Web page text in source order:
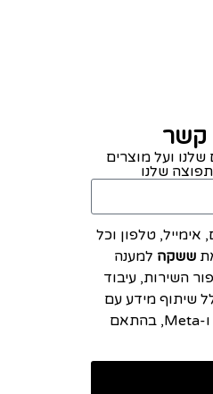
קשר
ועל מוצרים
שלנו
טלפון וכל
ששקה למענה
השירות, עיבוד
שיתוף מידע עם
ספקי שירות צד שלישי כגון Google ו-Meta, בהתאם